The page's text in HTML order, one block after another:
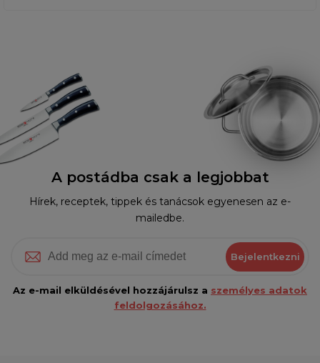
A postádba csak a legjobbat
Hírek, receptek, tippek és tanácsok egyenesen az e-
mailedbe.
Bejelentkezni
Az e-mail elküldésével hozzájárulsz a személyes adatok
feldolgozásához.